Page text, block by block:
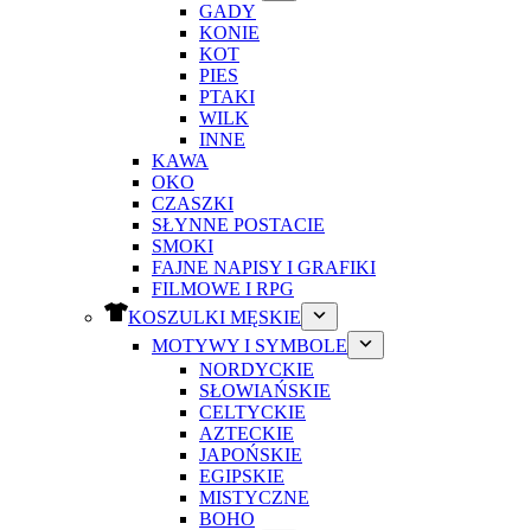
GADY
KONIE
KOT
PIES
PTAKI
WILK
INNE
KAWA
OKO
CZASZKI
SŁYNNE POSTACIE
SMOKI
FAJNE NAPISY I GRAFIKI
FILMOWE I RPG
KOSZULKI MĘSKIE
MOTYWY I SYMBOLE
NORDYCKIE
SŁOWIAŃSKIE
CELTYCKIE
AZTECKIE
JAPOŃSKIE
EGIPSKIE
MISTYCZNE
BOHO